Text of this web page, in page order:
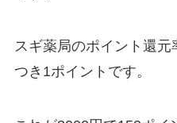
スギ薬局のポイント還
つき1ポイントです。